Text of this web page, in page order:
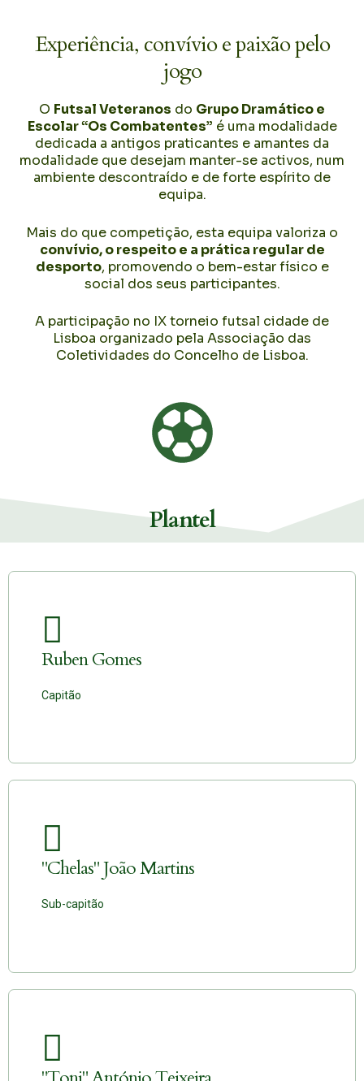
Experiência, convívio e paixão pelo
jogo
O Futsal Veteranos do Grupo Dramático e
Escolar “Os Combatentes” é uma modalidade
dedicada a antigos praticantes e amantes da
modalidade que desejam manter-se activos, num
ambiente descontraído e de forte espírito de
equipa.
Mais do que competição, esta equipa valoriza o
convívio, o respeito e a prática regular de
desporto, promovendo o bem-estar físico e
social dos seus participantes.
A participação no IX torneio futsal cidade de
Lisboa organizado pela Associação das
Coletividades do Concelho de Lisboa.
Plantel
Ruben Gomes
Capitão
"Chelas" João Martins
Sub-capitão